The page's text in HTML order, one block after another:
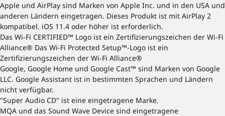
Apple und AirPlay sind Marken von Apple Inc. und in den USA und
anderen Ländern eingetragen. Dieses Produkt ist mit AirPlay 2
kompatibel. iOS 11.4 oder höher ist erforderlich.
Das Wi-Fi CERTIFIED™ Logo ist ein Zertifizierungszeichen der Wi-Fi
Alliance® Das Wi-Fi Protected Setup™-Logo ist ein
Zertifizierungszeichen der Wi-Fi Alliance®
Google, Google Home und Google Cast™ sind Marken von Google
LLC. Google Assistant ist in bestimmten Sprachen und Ländern
nicht verfügbar.
"Super Audio CD" ist eine eingetragene Marke.
MQA und das Sound Wave Device sind eingetragene